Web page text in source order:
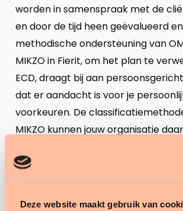
Deze website maakt gebruik van
worden in samenspraak met de
en door de tijd heen geëvalueerd
methodische ondersteuning van
MIKZO in Fierit, om het plan te
ECD, draagt bij aan
dat er aandacht is voor je
voorkeuren. De
MIKZO kunnen jouw organisatie
En niet alleen een